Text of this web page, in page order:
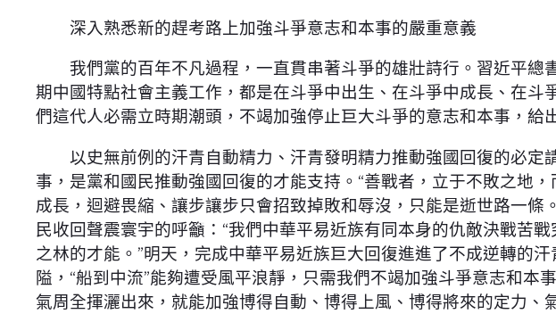
深入熟悉新的趕考路上加強斗爭意志和本事的嚴重意義
我們黨的百年不凡過程，一直貫串著斗爭的雄壯詩行。習近平總
期中國特點社會主義工作，都是在斗爭中出生、在斗爭中成長、在
們這代人必需立時期潮頭，不竭加強停止巨大斗爭的意志和本事，
以史無前例的汗青自動精力、汗青發明精力推動強國回復的必定
事，是黨和國民推動強國回復的才能支持。“善戰者，立于不敗之地
成長，迴避畏縮、讓步讓步只會招致掉敗和辱沒，只能是逝世路一
民收回聲震寰宇的呼籲：“我們中華平易近族有同本身的仇敵決戰苦
之林的才能。”明天，完成中華平易近族巨大回復進進了不成逆轉的
隘，“船到中流”能夠遭受風平浪靜，只需我們不竭加強斗爭意志和
氣周全揮灑出來，就能加強博得自動、博得上風、博得將來的定力、